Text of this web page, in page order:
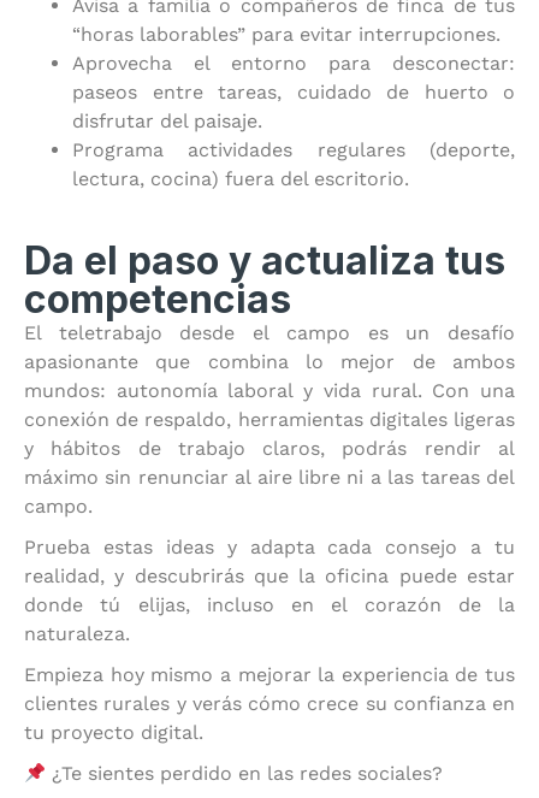
Avisa a familia o compañeros de finca de tus
“horas laborables” para evitar interrupciones.
Aprovecha el entorno para desconectar:
paseos entre tareas, cuidado de huerto o
disfrutar del paisaje.
Programa actividades regulares (deporte,
lectura, cocina) fuera del escritorio.
Da el paso y actualiza tus
competencias
El teletrabajo desde el campo es un desafío
apasionante que combina lo mejor de ambos
mundos: autonomía laboral y vida rural. Con una
conexión de respaldo, herramientas digitales ligeras
y hábitos de trabajo claros, podrás rendir al
máximo sin renunciar al aire libre ni a las tareas del
campo.
Prueba estas ideas y adapta cada consejo a tu
realidad, y descubrirás que la oficina puede estar
donde tú elijas, incluso en el corazón de la
naturaleza.
Empieza hoy mismo a mejorar la experiencia de tus
clientes rurales y verás cómo crece su confianza en
tu proyecto digital.
¿Te sientes perdido en las redes sociales?